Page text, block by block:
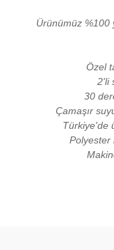
Ürünümüz %100
Özel
2'li
30
Çamaşır
Türkiye'de
Polyester